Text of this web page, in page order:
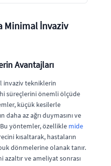
Minimal İnvaziv
Avantajları
invaziv tekniklerin
süreçlerini önemli ölçüde
küçük kesilerle
az ağrı duymasını ve
Bu yöntemler, özellikle mide
kısaltarak, hastaların
dönmelerine olanak tanır.
ve ameliyat sonrası